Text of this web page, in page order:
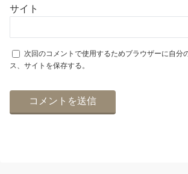
サイト
次回のコメントで使用するためブラウザーに自分
ス、サイトを保存する。